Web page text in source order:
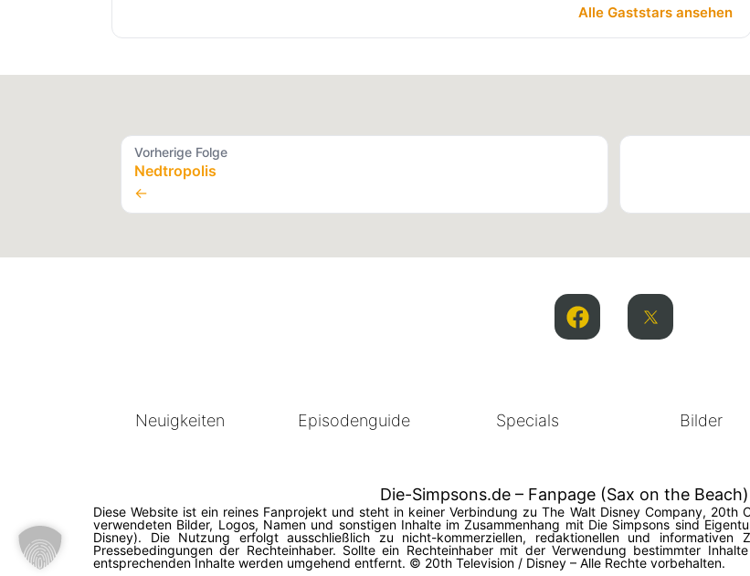
Alle Gaststars ansehen
Vorherige Folge
Nedtropolis
←
Neuigkeiten Episodenguide Specials Bilder
Die-Simpsons.de – Fanpage (Sax on the
Diese Website ist ein reines Fanprojekt und steht in keiner Verbindung zu The Walt Disney Company, 20th
verwendeten Bilder, Logos, Namen und sonstigen Inhalte im Zusammenhang mit Die Simpsons sind
Disney). Die Nutzung erfolgt ausschließlich zu nicht-kommerziellen, redaktionellen und
Pressebedingungen der Rechteinhaber. Sollte ein Rechteinhaber mit der Verwendung bestimmter
entsprechenden Inhalte werden umgehend entfernt. © 20th Television / Disney – Alle Rechte vorbehalten.